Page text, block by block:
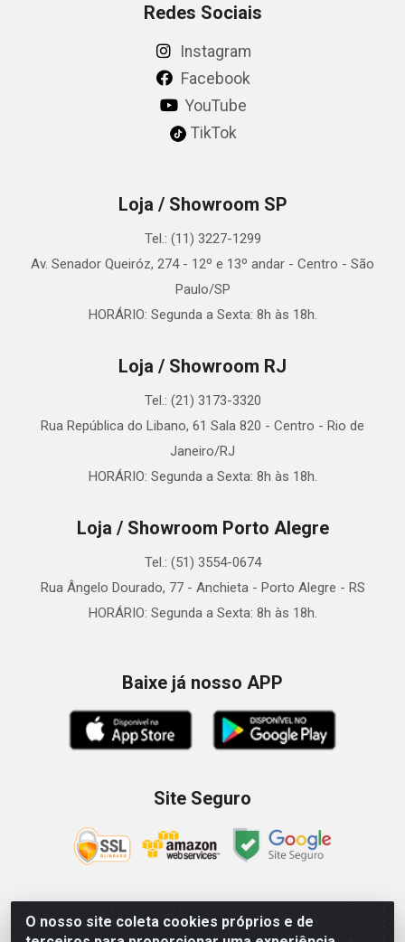
O nosso site coleta cookies próprios e de
Redes Sociais
Instagram
Facebook
YouTube
TikTok
Loja / Showroom SP
Tel.: (11) 3227-1299
Av. Senador Queiróz, 274 - 12º e 13º andar - Centro - São
Paulo/SP
HORÁRIO: Segunda a Sexta: 8h às 18h.
Loja / Showroom RJ
Tel.: (21) 3173-3320
Rua República do Libano, 61 Sala 820 - Centro - Rio de
Janeiro/RJ
HORÁRIO: Segunda a Sexta: 8h às 18h.
Loja / Showroom Porto Alegre
Tel.: (51) 3554-0674
Rua Ângelo Dourado, 77 - Anchieta - Porto Alegre - RS
HORÁRIO: Segunda a Sexta: 8h às 18h.
Baixe já nosso APP
Site Seguro
Zein Importação e Comércio LTDA - Av. Senador Queiróz, 274